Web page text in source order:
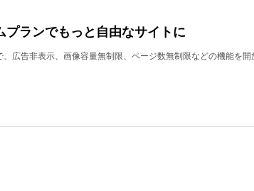
プランでもっと自由なサイトに
広告非表示、画像容量無制限、ページ数無制限などの機能を開